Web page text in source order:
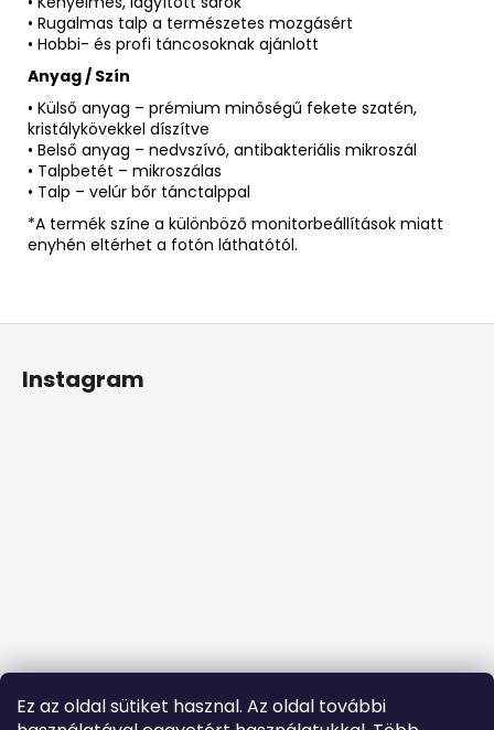
Ez az oldal sütiket hasznal. Az oldal további
• Rugalmas talp a természetes mozgásért
• Hobbi- és profi táncosoknak ajánlott
Anyag / Szín
• Külső anyag – prémium minőségű fekete szatén,
kristálykövekkel díszítve
• Belső anyag – nedvszívó, antibakteriális mikroszál
• Talpbetét – mikroszálas
• Talp – velúr bőr tánctalppal
*A termék színe a különböző monitorbeállítások miatt
enyhén eltérhet a fotón láthatótól.
Instagram